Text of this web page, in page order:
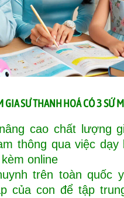
GIA SƯ THANH HOÁCÓ 3 SỨ
cao chất lượng
thông qua việc dạy
online
trên toàn quốc
của con để tập